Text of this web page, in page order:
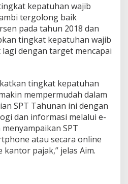
kepatuhan wajib
tergolong baik
pada tahun 2018 dan
tingkat kepatuhan wajib
dengan target mencapai
tingkat kepatuhan
mempermudah dalam
SPT Tahunan ini dengan
dan informasi melalui e-
SPT
atau secara online
pajak,” jelas Aim.